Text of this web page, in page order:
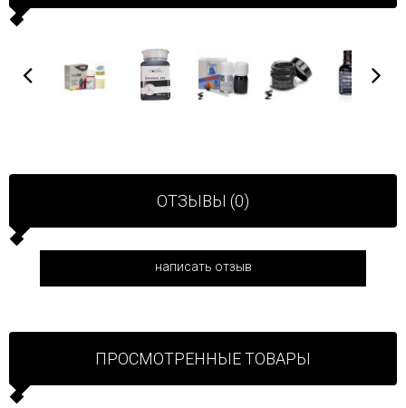
ОТЗЫВЫ (0)
написать отзыв
ПРОСМОТРЕННЫЕ ТОВАРЫ